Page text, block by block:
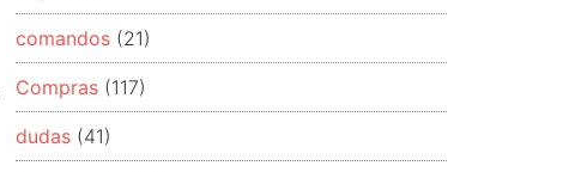
comandos (21)
Compras (117)
dudas (41)